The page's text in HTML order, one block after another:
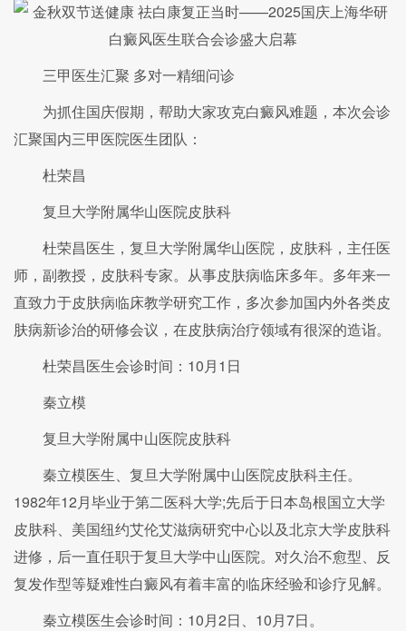
三甲医生汇聚 多对一精细问诊
为抓住国庆假期，帮助大家攻克白癜风难题，本次会诊
汇聚国内三甲医院医生团队：
杜荣昌
复旦大学附属华山医院皮肤科
杜荣昌医生，复旦大学附属华山医院，皮肤科，主任医
师，副教授，皮肤科专家。从事皮肤病临床多年。多年来一
直致力于皮肤病临床教学研究工作，多次参加国内外各类皮
肤病新诊治的研修会议，在皮肤病治疗领域有很深的造诣。
杜荣昌医生会诊时间：10月1日
秦立模
复旦大学附属中山医院皮肤科
秦立模医生、复旦大学附属中山医院皮肤科主任。
1982年12月毕业于第二医科大学;先后于日本岛根国立大学
皮肤科、美国纽约艾伦艾滋病研究中心以及北京大学皮肤科
进修，后一直任职于复旦大学中山医院。对久治不愈型、反
复发作型等疑难性白癜风有着丰富的临床经验和诊疗见解。
秦立模医生会诊时间：10月2日、10月7日。